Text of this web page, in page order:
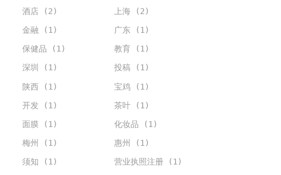
酒店 (2) 上海 (2)
金融 (1) 广东 (1)
保健品 (1) 教育 (1)
深圳 (1) 投稿 (1)
陕西 (1) 宝鸡 (1)
开发 (1) 茶叶 (1)
面膜 (1) 化妆品 (1)
梅州 (1) 惠州 (1)
须知 (1) 营业执照注册 (1)